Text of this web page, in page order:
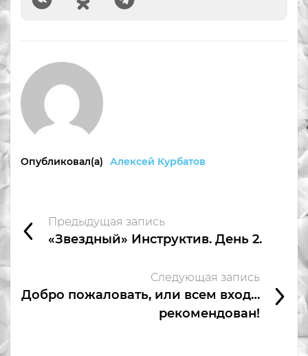
Опубликовал(а) Алексей Курбатов
Предыдущая запись
«Звездный» Инструктив. День 2.
Следующая запись
Добро пожаловать, или всем вход…
рекомендован!